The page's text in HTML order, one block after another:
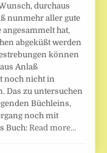
durchaus
nunmehr aller gute
hat,
abgeküßt werden
können
Anlaß
noch nicht in
Das zu untersuchen
Büchleins,
noch mit
Buch: Read more…